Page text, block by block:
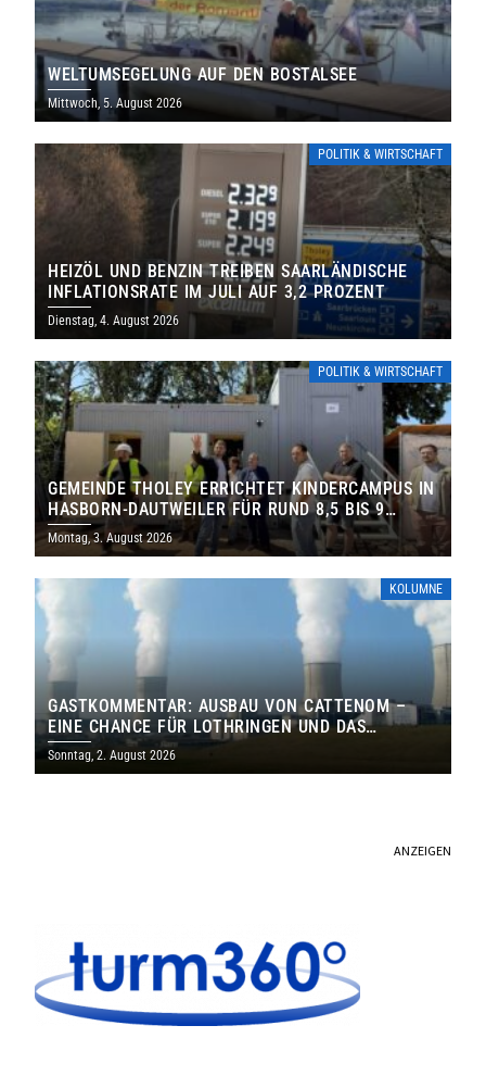
WELTUMSEGELUNG AUF DEN BOSTALSEE
Mittwoch, 5. August 2026
POLITIK & WIRTSCHAFT
HEIZÖL UND BENZIN TREIBEN SAARLÄNDISCHE
INFLATIONSRATE IM JULI AUF 3,2 PROZENT
Dienstag, 4. August 2026
POLITIK & WIRTSCHAFT
GEMEINDE THOLEY ERRICHTET KINDERCAMPUS IN
HASBORN-DAUTWEILER FÜR RUND 8,5 BIS 9
MILLIONEN EURO
Montag, 3. August 2026
KOLUMNE
GASTKOMMENTAR: AUSBAU VON CATTENOM –
EINE CHANCE FÜR LOTHRINGEN UND DAS
SAARLAND
Sonntag, 2. August 2026
ANZEIGEN